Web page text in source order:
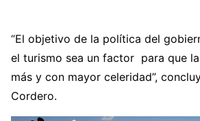
“El objetivo de la política del
el turismo sea un factor para que
más y con mayor celeridad”,
Cordero.